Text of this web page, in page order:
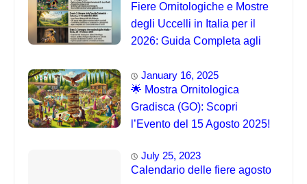
Fiere Ornitologiche e Mostre
degli Uccelli in Italia per il
2026: Guida Completa agli
January 16, 2025
🌟 Mostra Ornitologica
Gradisca (GO): Scopri
l’Evento del 15 Agosto 2025!
July 25, 2023
Calendario delle fiere agosto